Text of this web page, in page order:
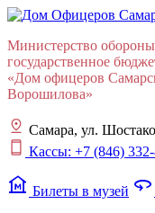
Министерство
государственное
«Дом офицеров
Ворошилова»
Самара, ул.
Кассы: +7 (846) 332-
museum Билеты в музей 360